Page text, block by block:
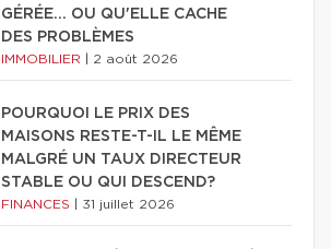
GÉRÉE… OU QU'ELLE CACHE
DES PROBLÈMES
IMMOBILIER 2 août 2026
POURQUOI LE PRIX DES
MAISONS RESTE-T-IL LE MÊME
MALGRÉ UN TAUX DIRECTEUR
STABLE OU QUI DESCEND?
FINANCES 31 juillet 2026